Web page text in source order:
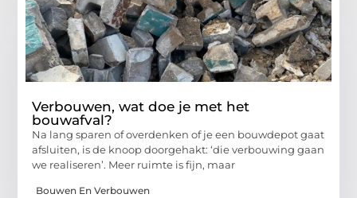
Verbouwen, wat doe je met het
bouwafval?
Na lang sparen of overdenken of je een bouwdepot gaat
afsluiten, is de knoop doorgehakt: ‘die verbouwing gaan
we realiseren’. Meer ruimte is fijn, maar
Bouwen En Verbouwen